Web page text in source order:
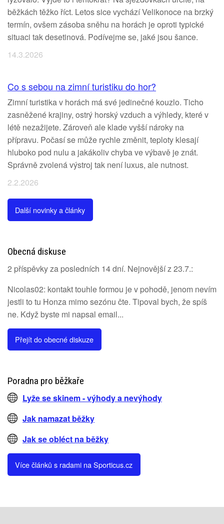
běžkách těžko říct. Letos sice vychází Velikonoce na brzký
termín, ovšem zásoba sněhu na horách je oproti typické
situaci tak desetinová. Podívejme se, jaké jsou šance.
14.3.2026
Co s sebou na zimní turistiku do hor?
Zimní turistika v horách má své jedinečné kouzlo. Ticho
zasněžené krajiny, ostrý horský vzduch a výhledy, které v
létě nezažijete. Zároveň ale klade vyšší nároky na
přípravu. Počasí se může rychle změnit, teploty klesají
hluboko pod nulu a jakákoliv chyba ve výbavě je znát.
Správně zvolená výstroj tak není luxus, ale nutnost.
2.2.2026
Další novinky a články
Obecná diskuse
2 příspěvky za posledních 14 dní. Nejnovější z 23.7.:
Nicolas02: kontakt touhle formou je v pohodě, jenom nevím
jestli to tu Honza mimo sezónu čte. Tipoval bych, že spíš
ne. Když byste mi napsal email...
Přejít do obecné diskuze
Poradna pro běžkaře
Lyže se skinem - výhody a nevýhody
Jak namazat běžky
Jak se obléct na běžky
Více článků s radami na Sporticus.cz